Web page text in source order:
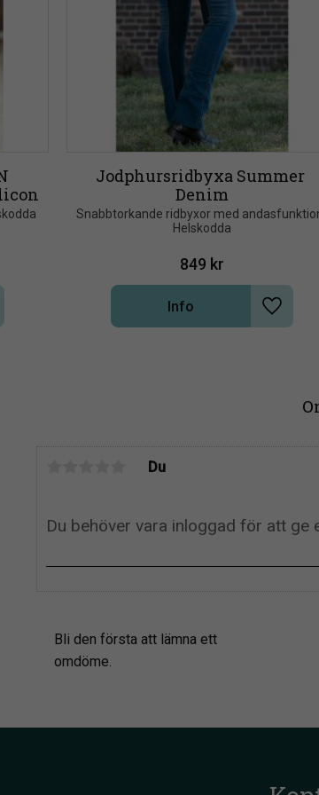
Du
Bli den första att lämna ett
omdöme.
till i önskelista
Jodphursridbyxa Summer
Denim
Snabbtorkande ridbyxor med
Helskodda
849 kr
Lägg
Info